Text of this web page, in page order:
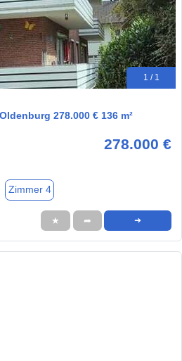
1 / 1
278.000 € 136 m²
278.000 €
Zimmer 4
★ ➦ ➜